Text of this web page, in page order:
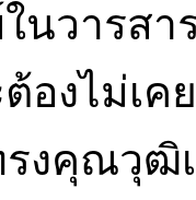
นวารส
องไม่เ
งคุณวุฒิ